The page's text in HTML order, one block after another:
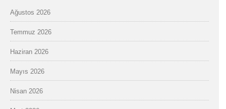
Ağustos 2026
Temmuz 2026
Haziran 2026
Mayıs 2026
Nisan 2026